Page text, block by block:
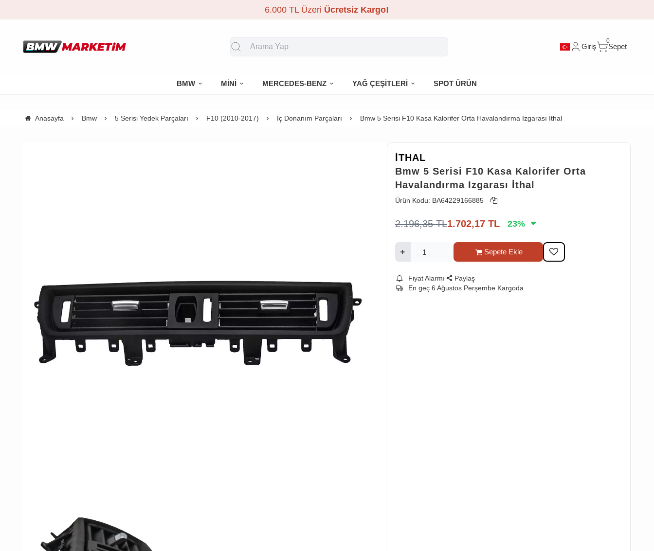
6.000 TL Üzeri Ücretsiz Kargo!
Giriş
0
Sepet
BMW MİNİ MERCEDES-BENZ YAĞ ÇEŞİTLERİ SPOT ÜRÜN
Anasayfa Bmw 5 Serisi Yedek Parçaları F10 (2010-2017) İç Donanım Parçaları Bmw 5 Serisi F10 Kasa Kalorifer Orta Havalandırma Izgarası İthal
İTHAL
Bmw 5 Serisi F10 Kasa Kalorifer Orta
Havalandırma Izgarası İthal
Ürün Kodu: BA64229166885
2.196,35 TL1.702,17 TL 23%
Sepete Ekle
Fiyat Alarmı
Paylaş
En geç 6 Ağustos Perşembe Kargoda